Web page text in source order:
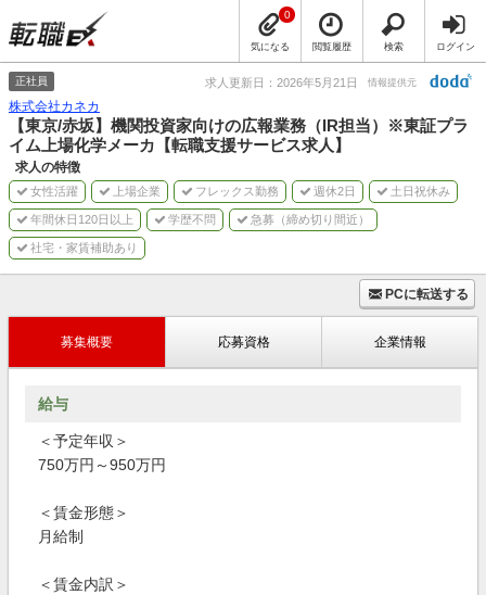
気になる
0
閲覧履歴 検索 ログイン
正社員 求人更新日：2026年5月21日 情報提供元
株式会社カネカ
【東京/赤坂】機関投資家向けの広報業務（IR担当）※東証プラ
イム上場化学メーカ【転職支援サービス求人】
求人の特徴
女性活躍 上場企業 フレックス勤務 週休2日 土日祝休み
年間休日120日以上 学歴不問 急募（締め切り間近）
社宅・家賃補助あり
PCに転送する
募集概要 応募資格 企業情報
給与
＜予定年収＞
750万円～950万円
＜賃金形態＞
月給制
＜賃金内訳＞